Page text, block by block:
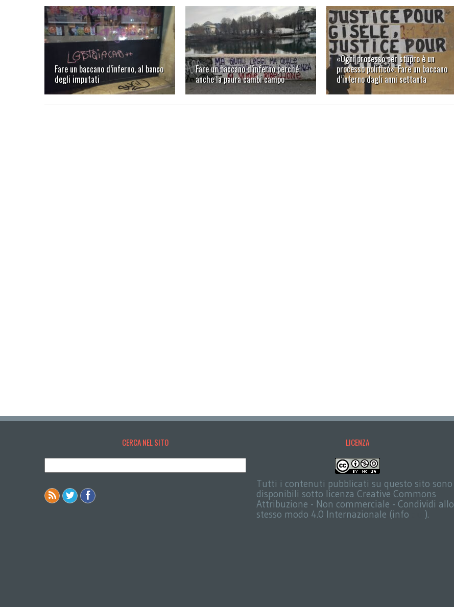
Fare un baccano d’inferno, al banco
degli imputati
Fare un baccano d’inferno perché
anche la paura cambi campo
«Ogni processo per stupro è un
processo politico». Fare un baccano
d’inferno dagli anni settanta
CERCA NEL SITO LICENZA
Tutti i contenuti pubblicati su questo sito sono
disponibili sotto licenza Creative Commons
Attribuzione - Non commerciale - Condividi allo
stesso modo 4.0 Internazionale (info
).